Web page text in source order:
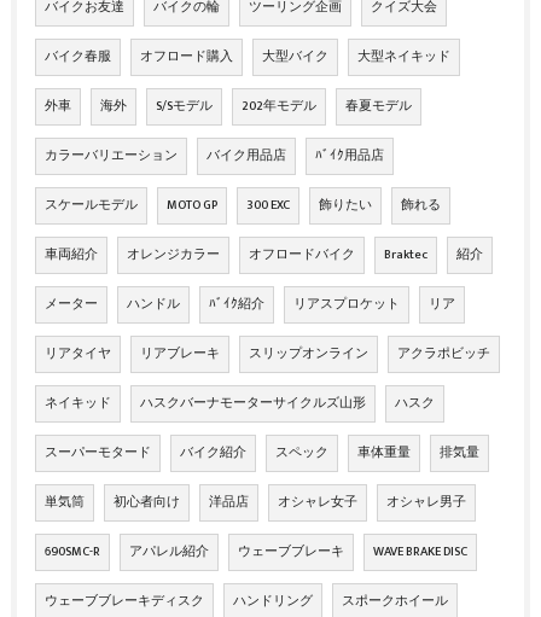
バイクお友達 バイクの輪 ツーリング企画 クイズ大会
バイク春服 オフロード購入 大型バイク 大型ネイキッド
外車 海外 S/Sモデル 202年モデル 春夏モデル
カラーバリエーション バイク用品店 ﾊﾞｲｸ用品店
スケールモデル MOTO GP 300 EXC 飾りたい 飾れる
車両紹介 オレンジカラー オフロードバイク Braktec 紹介
メーター ハンドル ﾊﾞｲｸ紹介 リアスプロケット リア
リアタイヤ リアブレーキ スリップオンライン アクラポビッチ
ネイキッド ハスクバーナモーターサイクルズ山形 ハスク
スーパーモタード バイク紹介 スペック 車体重量 排気量
単気筒 初心者向け 洋品店 オシャレ女子 オシャレ男子
690SMC-R アパレル紹介 ウェーブブレーキ WAVE BRAKE DISC
ウェーブブレーキディスク ハンドリング スポークホイール